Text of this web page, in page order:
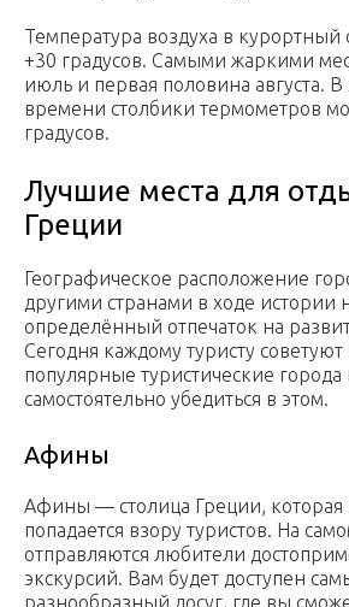
Температура воздуха в курортный
+30 градусов. Самыми жаркими
июль и первая половина августа. В
времени столбики термометров
градусов.
Лучшие места для
Греции
Географическое расположение
другими странами в ходе истории
определённый отпечаток на
Сегодня каждому туристу советуют
популярные туристические
самостоятельно убедиться в этом.
Афины
Афины — столица Греции, которая
попадается взору туристов. На
отправляются любители
экскурсий. Вам будет доступен
разнообразный досуг, где вы